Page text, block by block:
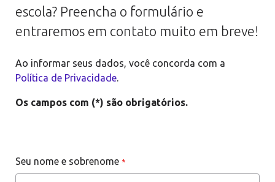
escola? Preencha o formulário e
entraremos em contato muito em breve!
Ao informar seus dados, você concorda com a
Política de Privacidade.
Os campos com (*) são obrigatórios.
Seu nome e sobrenome *